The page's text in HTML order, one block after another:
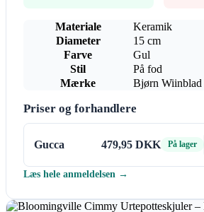
Materiale
Keramik
Diameter
15 cm
Farve
Gul
Stil
På fod
Mærke
Bjørn Wiinblad
Priser og forhandlere
Gucca 479,95 DKK På lager
Læs hele anmeldelsen →